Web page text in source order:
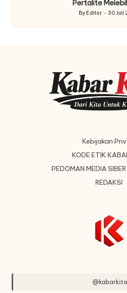
Pertalite
Posted
by
By Editor 30 Juli
Kebijakan
KODE ETIK
PEDOMAN MEDIA
REDAKSI
@kabarkita